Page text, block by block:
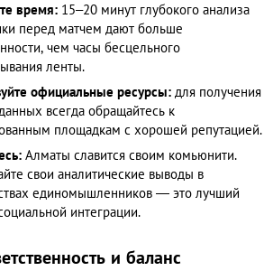
время: 15–20 минут глубокого анализа
перед матчем дают больше
чем часы бесцельного
ленты.
официальные ресурсы: для получения
всегда обращайтесь к
площадкам с хорошей репутацией.
Алматы славится своим комьюнити.
свои аналитические выводы в
единомышленников — это лучший
интеграции.
и баланс